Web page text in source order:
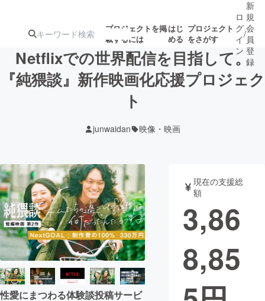
プロジェクトを掲
載するには
はじ
める
プロジェクト
をさがす
注目の新着プロ
テクノロジー・ガジェット
映像・映画 書籍・雑誌
ビジネス・起業 チャレンジ
まちづくり・地域活性化
ロ
グ
イ
ン
/
新
規
会
員
登
録
Netflixでの世界配信を目指して。
『純猥談』新作映画化応援プロジェク
ト
junwaidan 映像・映画
性愛にまつわる体験談投稿サービ
現在の支援総
額
3,86
8,85